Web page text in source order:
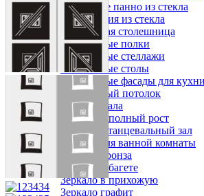
Настенное панно из стекла
Ограждения из стекла
Стеклянная столешница
Стеклянные полки
Стеклянные стеллажи
Стеклянные столы
Стеклянные фасады для кухни
Стеклянный потолок
Изделия из зеркала
Зеркало в полный рост
Зеркала в танцевальный зал
Зеркала для ванной комнаты
Зеркало бронза
Зеркало в багете
Зеркало в прихожую
Зеркало графит